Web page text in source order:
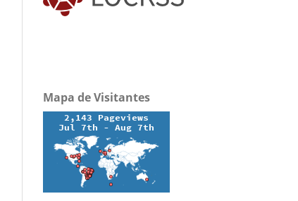
Mapa de Visitantes